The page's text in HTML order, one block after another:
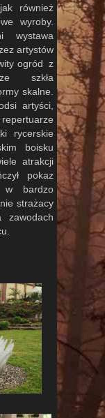
również
wyroby.
wystawa
artystów
ogród z
szkła
skalne.
artyści,
rycerskie
boisku
atrakcji
pokaz
w bardzo
strażacy